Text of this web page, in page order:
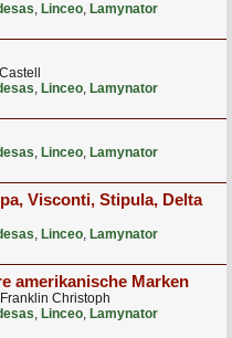
, Linceo, Lamynator
, Linceo, Lamynator
, Linceo, Lamynator
Visconti, Stipula, Delta
, Linceo, Lamynator
amerikanische Marken
Christoph
, Linceo, Lamynator